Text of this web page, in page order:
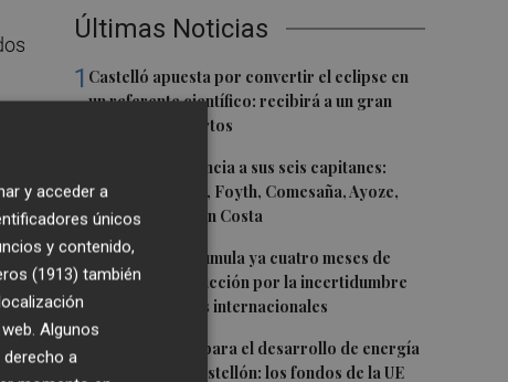
Últimas Noticias
1 Castelló apuesta por convertir el eclipse en
un referente científico: recibirá a un gran
equipo de expertos
El Villarreal anuncia a sus seis capitanes:
Gerard Moreno, Foyth, Comesaña, Ayoze,
Cardona y Logan Costa
3La cerámica acumula ya cuatro meses de
caídas de producción por la incertidumbre
en los mercados internacionales
4
Otra inyección para el desarrollo de energía
renovable en Castellón: los fondos de la UE
y acceder a
únicos
y contenido,
(1913) también
Algunos
derecho a